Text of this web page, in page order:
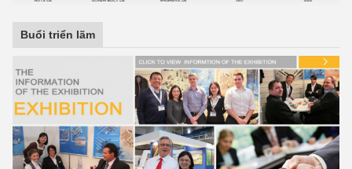
Buổi triển lãm